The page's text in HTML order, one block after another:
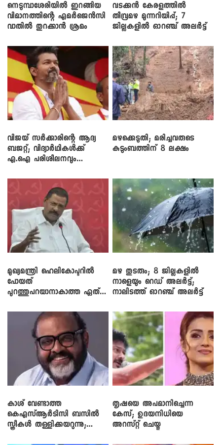
നെടുമ്പാശേരിയിൽ ഇറങ്ങിയ
വിമാനത്തിന്റെ എമർജെൻസി
വാതിൽ തുറക്കാൻ ശ്രമം
വടക്കൻ കേരളത്തിൽ
തീവ്രമഴ മുന്നറിയിപ്പ്; 7
ജില്ലകളിൽ ഓറഞ്ച് അലർട്ട്
വിജയ് സർക്കാരിന്റെ ആദ്യ
ബജറ്റ്; വിദ്യാർഥികൾക്ക്
എ.ഐ പരിശീലനവും
മഴക്കെടുതി; മരിച്ചവരുടെ
കുടുംബത്തിന് 8 ലക്ഷം
മുഖ്യമന്ത്രി ഹെലികോപ്ടറിൽ
പോയത്
പുറത്തുപറയാനാകാത്ത ഏത്
മഴ തുടരും; 8 ജില്ലകളിൽ
നാളെയും റെഡ് അലർട്ട്;
നാലിടത്ത് ഓറഞ്ച് അലർട്ട്
കാശ് വേണ്ടാത്ത
കെഎസ്ആർടിസി ബസിൽ
സ്ത്രീകൾ തള്ളിക്കയറുന്നു;
തൃഷയെ അപമാനിച്ചെന്ന
കേസ്; ഉദയനിധിയെ
അറസ്റ്റ് ചെയ്തു